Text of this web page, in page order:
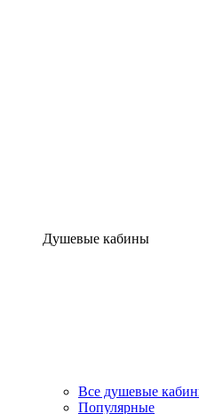
Душевые кабины
Все душевые
Популярные